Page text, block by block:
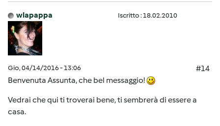
wlapappa Iscritto : 18.02.2010
Gio, 04/14/2016 - 13:06
#14
Benvenuta Assunta, che bel messaggio!
Vedrai che qui ti troverai bene, ti sembrerà di essere a
casa.